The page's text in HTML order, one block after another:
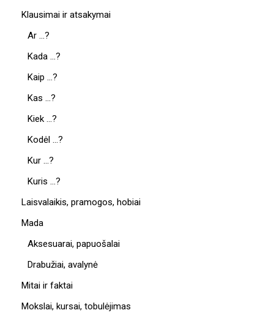
Klausimai ir atsakymai
Ar …?
Kada …?
Kaip …?
Kas …?
Kiek …?
Kodėl …?
Kur …?
Kuris …?
Laisvalaikis, pramogos, hobiai
Mada
Aksesuarai, papuošalai
Drabužiai, avalynė
Mitai ir faktai
Mokslai, kursai, tobulėjimas